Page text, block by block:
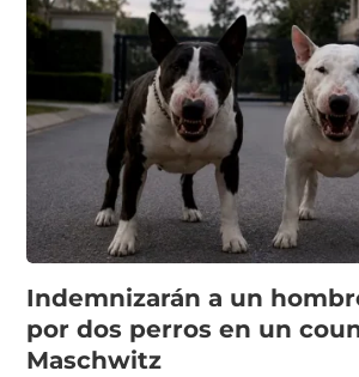
Indemnizarán a un
por dos perros en un
Maschwitz